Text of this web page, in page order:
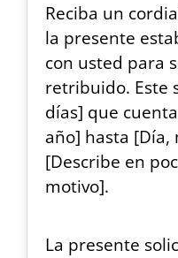
Reciba un
la presente
con usted para
retribuido. Este
días] que
año] hasta [Día,
[Describe en
motivo].
La presente